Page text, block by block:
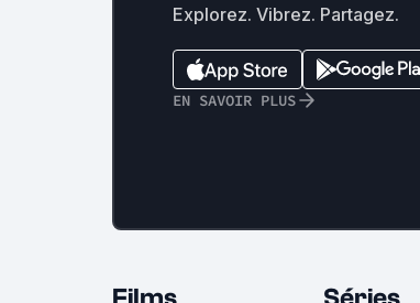
Explorez. Vibrez. Partagez.
EN SAVOIR PLUS